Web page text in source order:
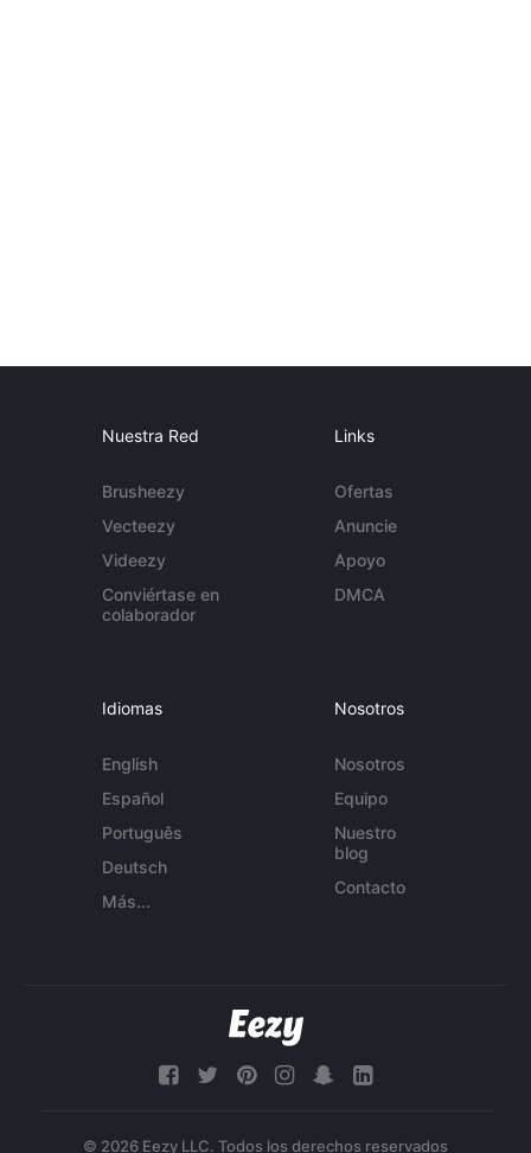
Nuestra Red
Brusheezy
Vecteezy
Videezy
Conviértase en
colaborador
Links
Ofertas
Anuncie
Apoyo
DMCA
Idiomas
English
Español
Português
Deutsch
Más...
Nosotros
Nosotros
Equipo
Nuestro
blog
Contacto
© 2026 Eezy LLC. Todos los derechos reservados